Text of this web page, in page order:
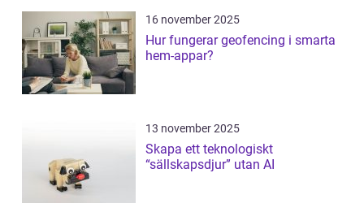
16 november 2025
Hur fungerar geofencing i smarta
hem-appar?
13 november 2025
Skapa ett teknologiskt
“sällskapsdjur” utan AI